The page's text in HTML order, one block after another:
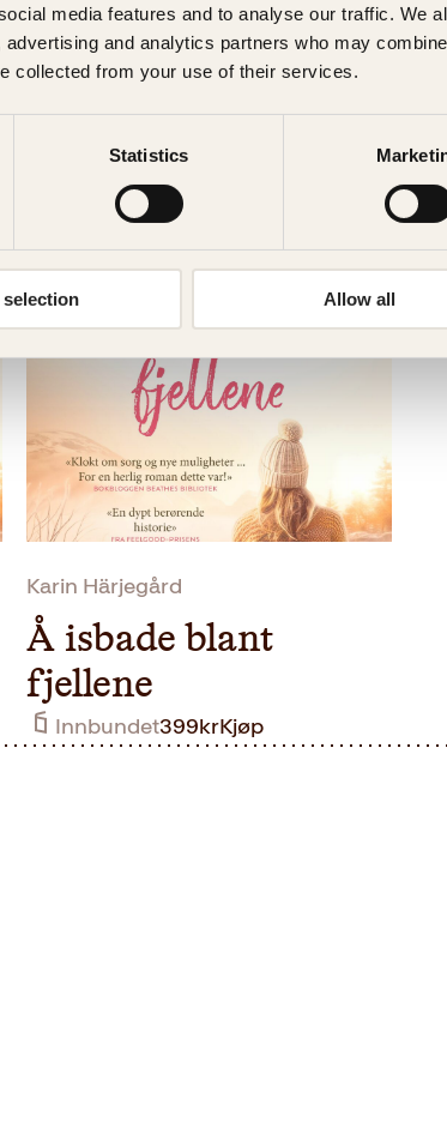
media features and to analyse our traffic. We
and analytics partners who may
collected from your use of their services.
Statistics
Allow all
Karin Härjegård
fjellvannet
Innbundet399
Karin Härjegård
Å isbade blant
fjellene
Innbundet399krKjøp